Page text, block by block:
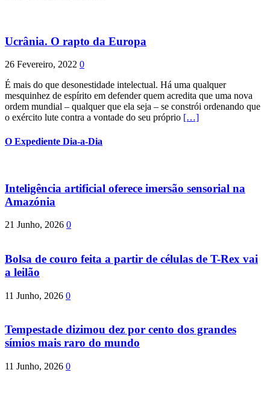
Ucrânia. O rapto da Europa
26 Fevereiro, 2022 0
É mais do que desonestidade intelectual. Há uma qualquer
mesquinhez de espírito em defender quem acredita que uma nova
ordem mundial – qualquer que ela seja – se constrói ordenando que
o exército lute contra a vontade do seu próprio […]
O Expediente Dia-a-Dia
Inteligência artificial oferece imersão sensorial na
Amazónia
21 Junho, 2026 0
Bolsa de couro feita a partir de células de T-Rex vai
a leilão
11 Junho, 2026 0
Tempestade dizimou dez por cento dos grandes
símios mais raro do mundo
11 Junho, 2026 0